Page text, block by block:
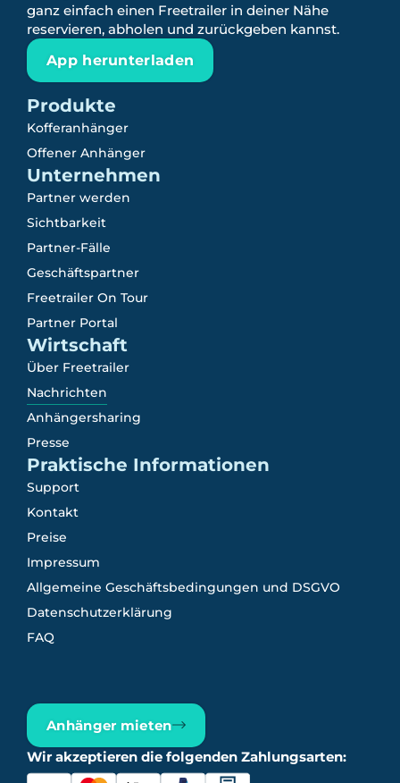
ganz einfach einen Freetrailer in deiner Nähe
reservieren, abholen und zurückgeben kannst.
App herunterladen
Produkte
Kofferanhänger
Offener Anhänger
Unternehmen
Partner werden
Sichtbarkeit
Partner-Fälle
Geschäftspartner
Freetrailer On Tour
Partner Portal
Wirtschaft
Über Freetrailer
Nachrichten
Anhängersharing
Presse
Praktische Informationen
Support
Kontakt
Preise
Impressum
Allgemeine Geschäftsbedingungen und DSGVO
Datenschutzerklärung
FAQ
Anhänger mieten
Wir akzeptieren die folgenden Zahlungsarten: